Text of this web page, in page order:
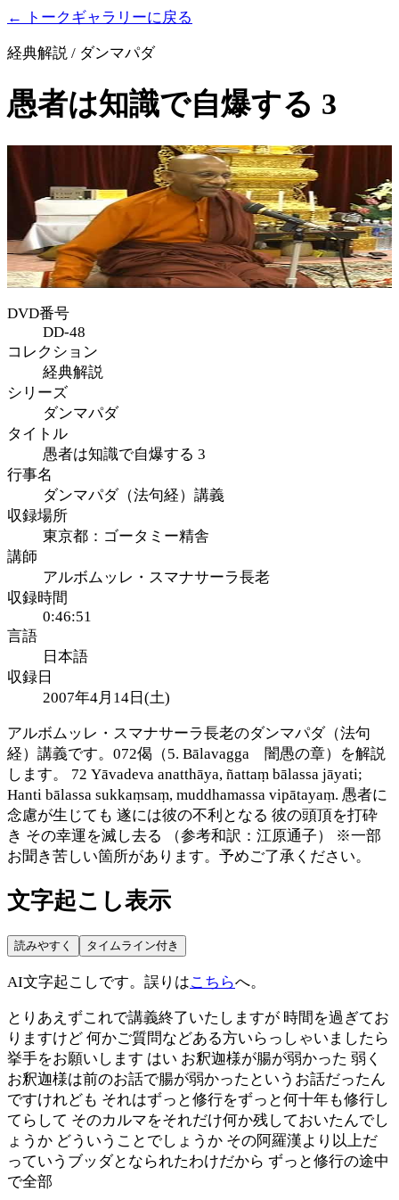
← トークギャラリーに戻る
経典解説 / ダンマパダ
愚者は知識で自爆する 3
DVD番号
DD-48
コレクション
経典解説
シリーズ
ダンマパダ
タイトル
愚者は知識で自爆する 3
行事名
ダンマパダ（法句経）講義
収録場所
東京都：ゴータミー精舎
講師
アルボムッレ・スマナサーラ長老
収録時間
0:46:51
言語
日本語
収録日
2007年4月14日(土)
アルボムッレ・スマナサーラ長老のダンマパダ（法句
経）講義です。072偈（5. Bālavagga 闇愚の章）を解説
します。 72 Yāvadeva anatthāya, ñattaṃ bālassa jāyati;
Hanti bālassa sukkaṃsaṃ, muddhamassa vipātayaṃ. 愚者に
念慮が生じても 遂には彼の不利となる 彼の頭頂を打砕
き その幸運を滅し去る （参考和訳：江原通子） ※一部
お聞き苦しい箇所があります。予めご了承ください。
文字起こし表示
読みやすく タイムライン付き
AI文字起こしです。誤りはこちらへ。
とりあえずこれで講義終了いたしますが 時間を過ぎてお
りますけど 何かご質問などある方いらっしゃいましたら
挙手をお願いします はい お釈迦様が腸が弱かった 弱く
お釈迦様は前のお話で腸が弱かったというお話だったん
ですけれども それはずっと修行をずっと何十年も修行し
てらして そのカルマをそれだけ何か残しておいたんでし
ょうか どういうことでしょうか その阿羅漢より以上だ
っていうブッダとなられたわけだから ずっと修行の途中
で全部